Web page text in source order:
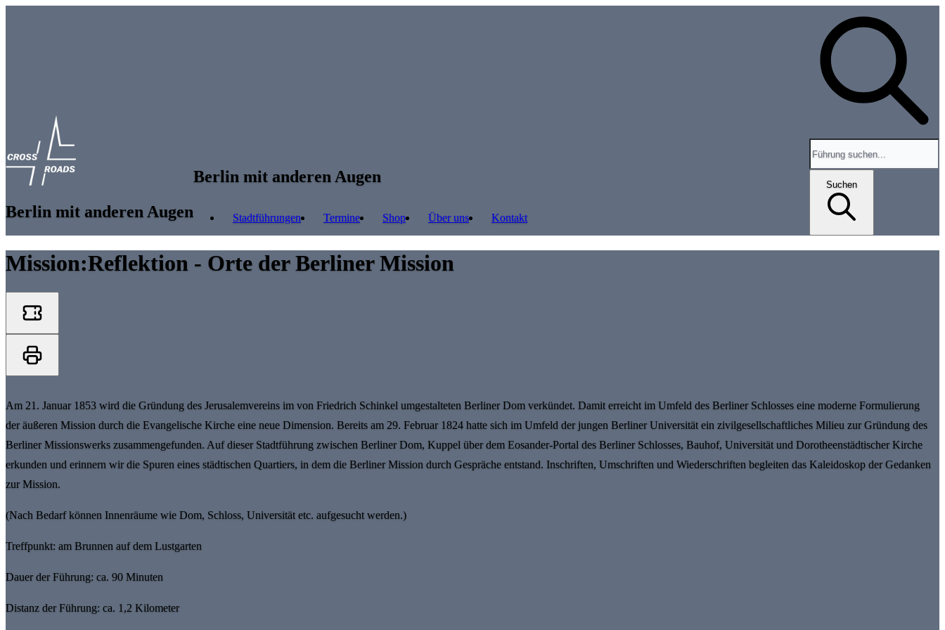
Berlin mit anderen Augen
Berlin mit anderen Augen
Stadtführungen Termine Shop Über uns Kontakt
Suchen
Mission:Reflektion - Orte der Berliner Mission
Am 21. Januar 1853 wird die Gründung des Jerusalemvereins im von Friedrich Schinkel umgestalteten Berliner Dom verkündet. Damit erreicht im Umfeld des Berliner Schlosses eine moderne Formulierung
der äußeren Mission durch die Evangelische Kirche eine neue Dimension. Bereits am 29. Februar 1824 hatte sich im Umfeld der jungen Berliner Universität ein zivilgesellschaftliches Milieu zur Gründung des
Berliner Missionswerks zusammengefunden. Auf dieser Stadtführung zwischen Berliner Dom, Kuppel über dem Eosander-Portal des Berliner Schlosses, Bauhof, Universität und Dorotheenstädtischer Kirche
erkunden und erinnern wir die Spuren eines städtischen Quartiers, in dem die Berliner Mission durch Gespräche entstand. Inschriften, Umschriften und Wiederschriften begleiten das Kaleidoskop der Gedanken
zur Mission.
(Nach Bedarf können Innenräume wie Dom, Schloss, Universität etc. aufgesucht werden.)
Treffpunkt: am Brunnen auf dem Lustgarten
Dauer der Führung: ca. 90 Minuten
Distanz der Führung: ca. 1,2 Kilometer